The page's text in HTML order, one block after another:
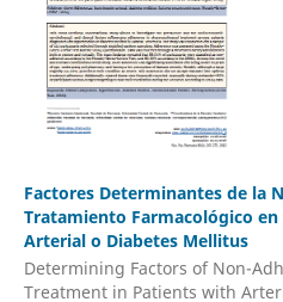
Factores Determinantes de la
Tratamiento Farmacológico
Arterial o Diabetes Mellitus
Determining Factors of Non-
Treatment in Patients with